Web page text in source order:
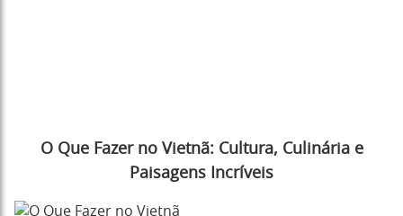
O Que Fazer no Vietnã: Cultura, Culinária e
Paisagens Incríveis